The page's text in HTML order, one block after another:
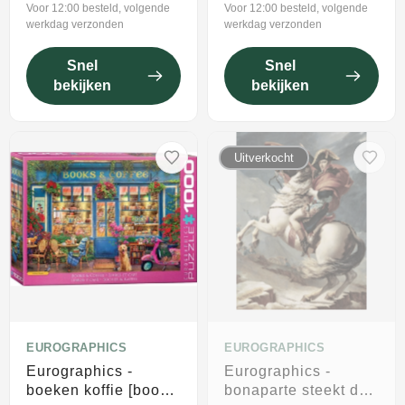
Voor 12:00 besteld, volgende
werkdag verzonden
Snel
bekijken
Voor 12:00 besteld, volgende
werkdag verzonden
Snel
bekijken
EUROGRAPHICS
Eurographics -
boeken koffie [books
Uitverkocht
EUROGRAPHICS
Eurographics -
bonaparte steekt de